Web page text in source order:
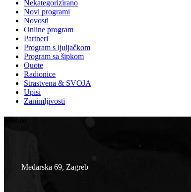
Nekategorizirano
Novi programi
Novosti
Online program
Partneri
Program s ljuljačkom
Program sa šipkom
Quote
Radionice
Strastvena & SVOJA
Upisi
Zanimljivosti
Medarska 69, Zagreb